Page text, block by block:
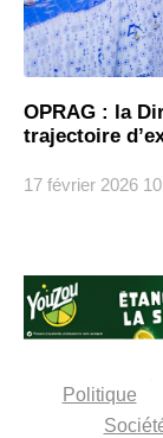
OPRAG : la
trajectoire
17 février 2026
Politique